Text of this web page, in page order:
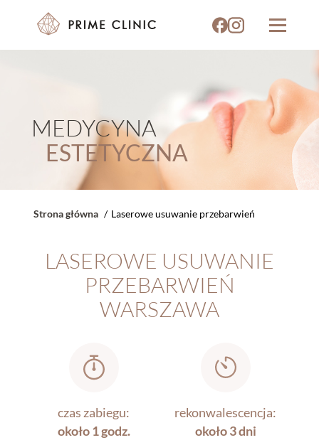
MEDYCYNA
ESTETYCZNA
Strona główna Laserowe usuwanie przebarwień
LASEROWE USUWANIE
PRZEBARWIEŃ
WARSZAWA
czas zabiegu:
około 1 godz.
rekonwalescencja:
około 3 dni